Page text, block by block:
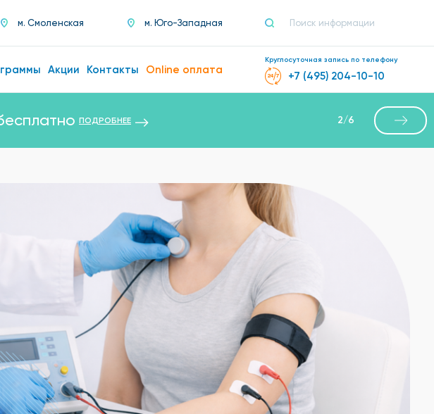
м. Смоленская м. Юго-Западная
Акции Контакты Online оплата
Круглосуточная запись по телефону
+7 (495) 204-10-10
конечностей — бесплатно 3/6